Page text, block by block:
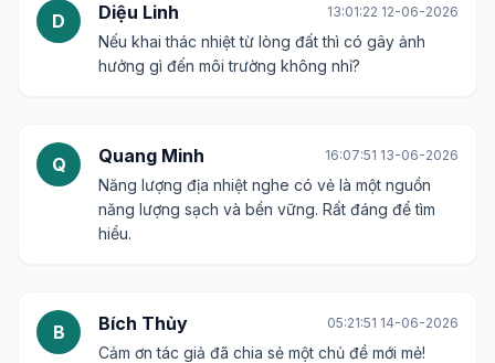
D Diệu Linh 13:01:22 12-06-2026
Nếu khai thác nhiệt từ lòng đất thì có gây ảnh
hưởng gì đến môi trường không nhỉ?
Q Quang Minh 16:07:51 13-06-2026
Năng lượng địa nhiệt nghe có vẻ là một nguồn
năng lượng sạch và bền vững. Rất đáng để tìm
hiểu.
B Bích Thủy 05:21:51 14-06-2026
Cảm ơn tác giả đã chia sẻ một chủ đề mới mẻ!